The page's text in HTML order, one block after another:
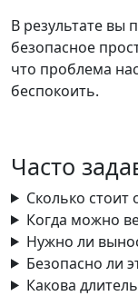
В результате вы
безопасное
что проблема
беспокоить.
Часто
Сколько стоит
Когда можно
Нужно ли
Безопасно ли
Какова